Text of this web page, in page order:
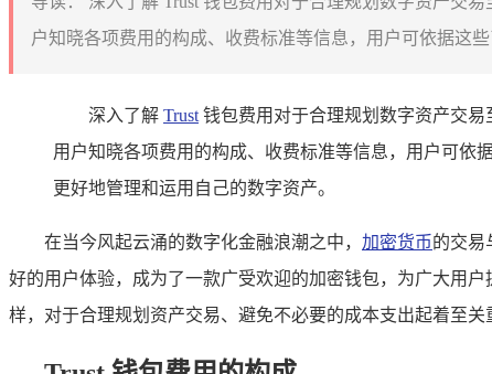
户知晓各项费用的构成、收费标准等信息，用户可依据这
深入了解 Trust 钱包费用对于合理规划数字资产交
用户知晓各项费用的构成、收费标准等信息，用户可依
更好地管理和运用自己的数字资产。
在当今风起云涌的数字化金融浪潮之中， 加密货币的交易
好的用户体验，成为了一款广受欢迎的加密钱包，为广大用
样，对于合理规划资产交易、避免不必要的成本支出起着至关